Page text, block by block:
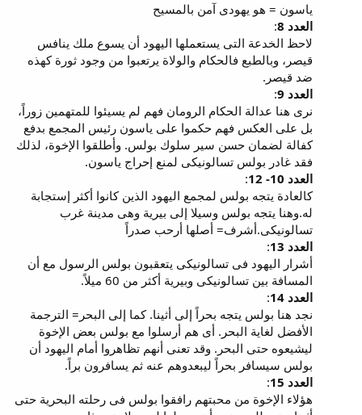
ياسون = هو يهودى آمن بالمسيح
العدد 8
:
لاحظ الخدعة التى يستعملها اليهود أن يسوع ملك ينافس
قيصر، وبالطبع فالحكام والولاة يرتعبوا من وجود ثورة كهذه
ضد قيصر.
العدد 9
:
نرى هنا عدالة الحكام الرومان فهم لم يسيئوا للمتهمين زوراً،
بل على العكس فهم حكموا على ياسون رئيس المجمع بدفع
كفالة لضمان حسن سير سلوك بولس. وأطلقوا الإخوة، لذلك
فقد غادر بولس تسالونيكى لمنع إحراج ياسون.
العدد 10- 12
:
كالعادة يتجه بولس لمجمع اليهود الذين كانوا أكثر إستجابة
له.وهنا يتجه بولس وسيلا إلى بيرية وهى مدينة غرب
تسالونيكى.أشرف= أصلها أرحب صدراً
العدد 13
:
أشرار اليهود فى تسالونيكى يتعقبون بولس الرسول مع أن
المسافة بين تسالونيكى وبيرية أكثر من 60 ميلاً.
العدد 14
:
نجد هنا بولس يتجه بحراً إلى أثينا. كما إلى البحر= الترجمة
الأفضل لغاية البحر. أى هم أرسلوا مع بولس بعض الإخوة
ليشيعوه حتى البحر. وقد تعنى أنهم تظاهروا أمام اليهود أن
بولس سيسافر بحراً ليبعدوهم عنه ثم يسافرون براً.
العدد 15
:
هؤلاء الإخوة من محبتهم رافقوا بولس فى رحلته البحرية حتى